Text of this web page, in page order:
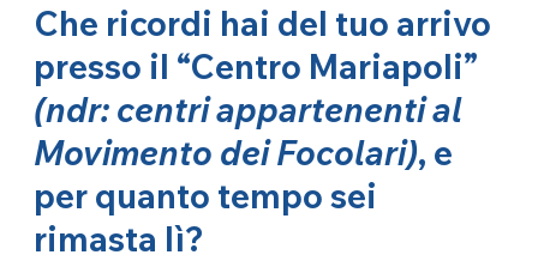
Che ricordi hai del tuo arrivo
presso il “Centro Mariapoli”
(ndr: centri appartenenti al
Movimento dei Focolari), e
per quanto tempo sei
rimasta lì?